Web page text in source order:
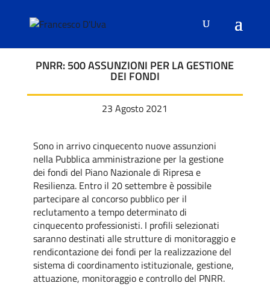
PNRR: 500 ASSUNZIONI PER LA GESTIONE
DEI FONDI
23 Agosto 2021
Sono in arrivo cinquecento nuove assunzioni
nella Pubblica amministrazione per la gestione
dei fondi del Piano Nazionale di Ripresa e
Resilienza. Entro il 20 settembre è possibile
partecipare al concorso pubblico per il
reclutamento a tempo determinato di
cinquecento professionisti. I profili selezionati
saranno destinati alle strutture di monitoraggio e
rendicontazione dei fondi per la realizzazione del
sistema di coordinamento istituzionale, gestione,
attuazione, monitoraggio e controllo del PNRR.